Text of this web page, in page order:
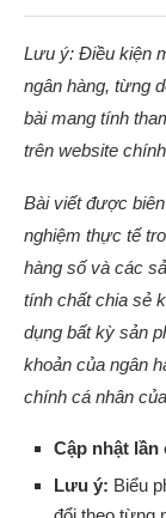
Lưu ý: Điều kiện
ngân hàng, từng
bài mang tính
trên website
Bài viết được
nghiệm thực tế
hàng số và các
tính chất chia sẻ
dụng bất kỳ sản
khoản của ngân
chính cá nhân
Cập nhật lần
Lưu ý: Biểu